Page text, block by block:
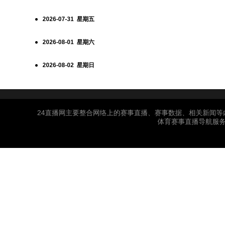
2026-07-31 星期五
2026-08-01 星期六
2026-08-02 星期日
24直播网主要整合网络上的赛事直播、赛事数据、相关新闻
体育赛事直播导航服